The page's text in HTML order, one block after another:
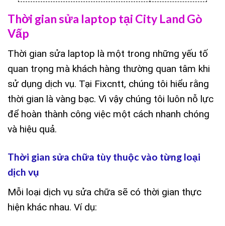
Thời gian sửa laptop tại City Land Gò
Vấp
Thời gian sửa laptop là một trong những yếu tố
quan trọng mà khách hàng thường quan tâm khi
sử dụng dịch vụ. Tại Fixcntt, chúng tôi hiểu rằng
thời gian là vàng bạc. Vì vậy chúng tôi luôn nỗ lực
để hoàn thành công việc một cách nhanh chóng
và hiệu quả.
Thời gian sửa chữa tùy thuộc vào từng loại
dịch vụ
Mỗi loại dịch vụ sửa chữa sẽ có thời gian thực
hiện khác nhau. Ví dụ: